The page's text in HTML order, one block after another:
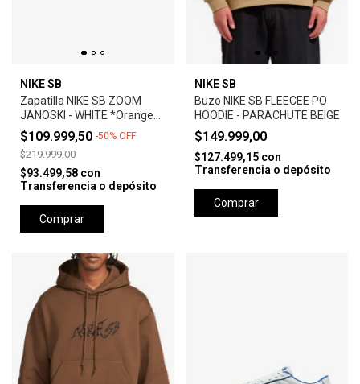
NIKE SB
Zapatilla NIKE SB ZOOM
JANOSKI - WHITE *Orange
Label*
$109.999,50 -50% OFF
$219.999,00
$93.499,58 con
Transferencia o depósito
Comprar
NIKE SB
Buzo NIKE SB FLEECEE PO
HOODIE - PARACHUTE BEIGE
$149.999,00
$127.499,15 con
Transferencia o depósito
Comprar